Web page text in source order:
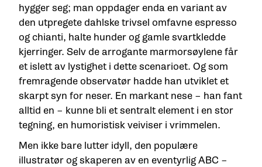
hygger seg; man oppdager enda en variant av
den utpregete dahlske trivsel omfavne espresso
og chianti, halte hunder og gamle svartkledde
kjerringer. Selv de arrogante marmorsøylene får
et islett av lystighet i dette scenarioet. Og som
fremragende observatør hadde han utviklet et
skarpt syn for neser. En markant nese – han fant
alltid en – kunne bli et sentralt element i en stor
tegning, en humoristisk veiviser i vrimmelen.
Men ikke bare lutter idyll, den populære
illustratør og skaperen av en eventyrlig ABC –